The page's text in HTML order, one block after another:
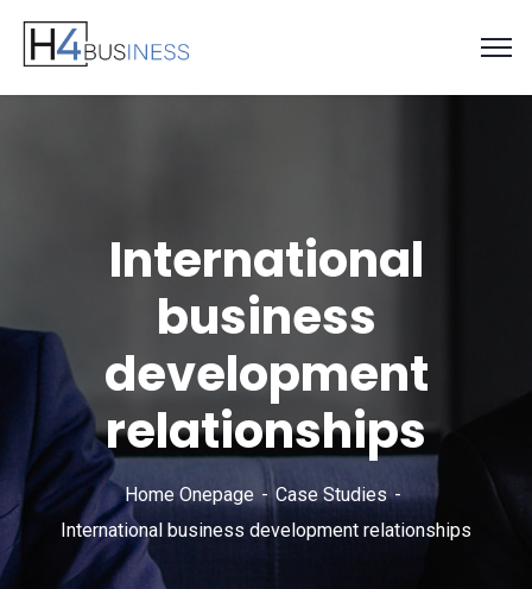
International
business
development
relationships
Home Onepage
Case Studies
International business development relationships